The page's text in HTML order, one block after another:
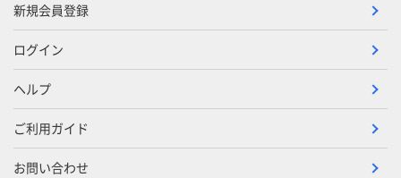
新規会員登録
ログイン
ヘルプ
ご利用ガイド
お問い合わせ